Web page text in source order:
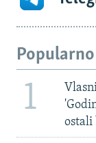
Popularno
1
ostali